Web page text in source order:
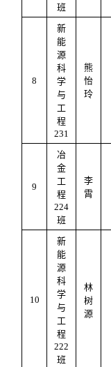
班
8
新
能
源
科
学
与
工
程
231
熊
怡
玲
9
冶
金
工
程
224
班
李
霄
10
新
能
源
科
学
与
工
程
222
班
林
树
源